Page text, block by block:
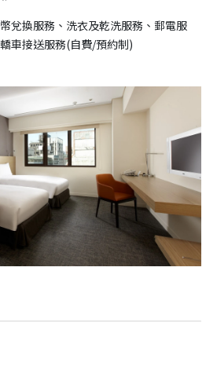
兌換服務、洗衣及乾洗服務、郵電服
車接送服務(自費/預約制)